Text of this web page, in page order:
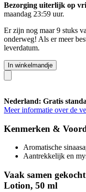
Bezorging uiterlijk op
maandag 23:59 uur.
Er zijn nog maar 9 stuks
onderweg! Als er meer
leverdatum.
In winkelmandje
Nederland: Gratis
Meer informatie over de
Kenmerken &
Aromatische
Aantrekkelijk en
Vaak samen
Lotion, 50 ml